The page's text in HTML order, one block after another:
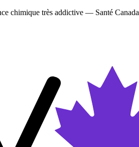
chimique très addictive — Santé Canada